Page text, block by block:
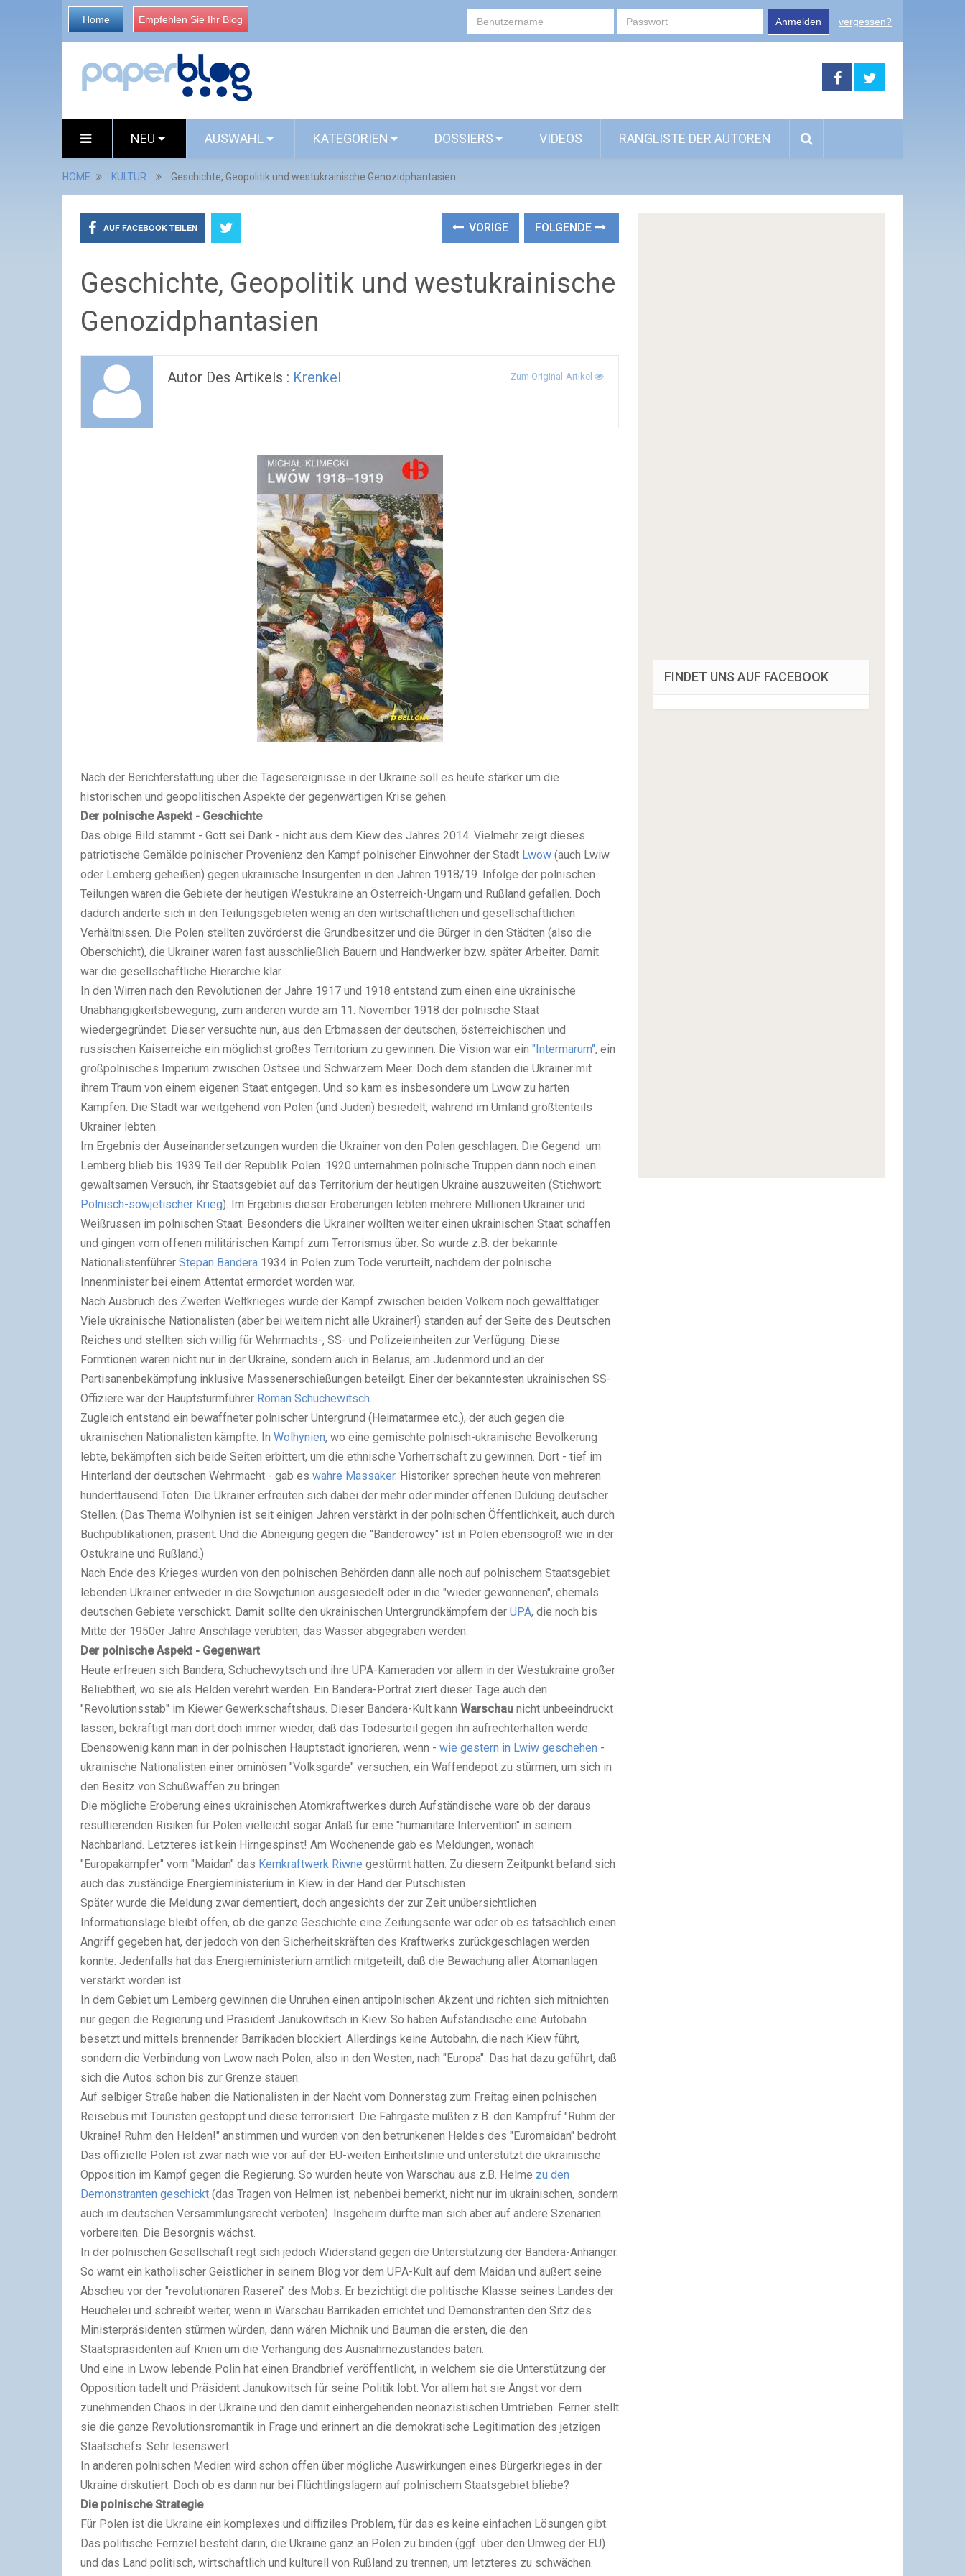
Home Empfehlen Sie Ihr Blog Anmelden vergessen?
NEU AUSWAHL KATEGORIEN DOSSIERS VIDEOS RANGLISTE DER AUTOREN
HOME KULTUR Geschichte, Geopolitik und westukrainische Genozidphantasien
AUF FACEBOOK TEILEN VORIGE FOLGENDE
Geschichte, Geopolitik und westukrainische
Genozidphantasien
Autor Des Artikels : Krenkel Zum Original-Artikel
Nach der Berichterstattung über die Tagesereignisse in der Ukraine soll es heute stärker um die
historischen und geopolitischen Aspekte der gegenwärtigen Krise gehen.
Der polnische Aspekt - Geschichte
Das obige Bild stammt - Gott sei Dank - nicht aus dem Kiew des Jahres 2014. Vielmehr zeigt dieses
patriotische Gemälde polnischer Provenienz den Kampf polnischer Einwohner der Stadt Lwow (auch Lwiw
oder Lemberg geheißen) gegen ukrainische Insurgenten in den Jahren 1918/19. Infolge der polnischen
Teilungen waren die Gebiete der heutigen Westukraine an Österreich-Ungarn und Rußland gefallen. Doch
dadurch änderte sich in den Teilungsgebieten wenig an den wirtschaftlichen und gesellschaftlichen
Verhältnissen. Die Polen stellten zuvörderst die Grundbesitzer und die Bürger in den Städten (also die
Oberschicht), die Ukrainer waren fast ausschließlich Bauern und Handwerker bzw. später Arbeiter. Damit
war die gesellschaftliche Hierarchie klar.
In den Wirren nach den Revolutionen der Jahre 1917 und 1918 entstand zum einen eine ukrainische
Unabhängigkeitsbewegung, zum anderen wurde am 11. November 1918 der polnische Staat
wiedergegründet. Dieser versuchte nun, aus den Erbmassen der deutschen, österreichischen und
russischen Kaiserreiche ein möglichst großes Territorium zu gewinnen. Die Vision war ein "Intermarum", ein
großpolnisches Imperium zwischen Ostsee und Schwarzem Meer. Doch dem standen die Ukrainer mit
ihrem Traum von einem eigenen Staat entgegen. Und so kam es insbesondere um Lwow zu harten
Kämpfen. Die Stadt war weitgehend von Polen (und Juden) besiedelt, während im Umland größtenteils
Ukrainer lebten.
Im Ergebnis der Auseinandersetzungen wurden die Ukrainer von den Polen geschlagen. Die Gegend um
Lemberg blieb bis 1939 Teil der Republik Polen. 1920 unternahmen polnische Truppen dann noch einen
gewaltsamen Versuch, ihr Staatsgebiet auf das Territorium der heutigen Ukraine auszuweiten (Stichwort:
Polnisch-sowjetischer Krieg). Im Ergebnis dieser Eroberungen lebten mehrere Millionen Ukrainer und
Weißrussen im polnischen Staat. Besonders die Ukrainer wollten weiter einen ukrainischen Staat schaffen
und gingen vom offenen militärischen Kampf zum Terrorismus über. So wurde z.B. der bekannte
Nationalistenführer Stepan Bandera 1934 in Polen zum Tode verurteilt, nachdem der polnische
Innenminister bei einem Attentat ermordet worden war.
Nach Ausbruch des Zweiten Weltkrieges wurde der Kampf zwischen beiden Völkern noch gewalttätiger.
Viele ukrainische Nationalisten (aber bei weitem nicht alle Ukrainer!) standen auf der Seite des Deutschen
Reiches und stellten sich willig für Wehrmachts-, SS- und Polizeieinheiten zur Verfügung. Diese
Formtionen waren nicht nur in der Ukraine, sondern auch in Belarus, am Judenmord und an der
Partisanenbekämpfung inklusive Massenerschießungen beteilgt. Einer der bekanntesten ukrainischen SS-
Offiziere war der Hauptsturmführer Roman Schuchewitsch.
Zugleich entstand ein bewaffneter polnischer Untergrund (Heimatarmee etc.), der auch gegen die
ukrainischen Nationalisten kämpfte. In Wolhynien, wo eine gemischte polnisch-ukrainische Bevölkerung
lebte, bekämpften sich beide Seiten erbittert, um die ethnische Vorherrschaft zu gewinnen. Dort - tief im
Hinterland der deutschen Wehrmacht - gab es wahre Massaker. Historiker sprechen heute von mehreren
hunderttausend Toten. Die Ukrainer erfreuten sich dabei der mehr oder minder offenen Duldung deutscher
Stellen. (Das Thema Wolhynien ist seit einigen Jahren verstärkt in der polnischen Öffentlichkeit, auch durch
Buchpublikationen, präsent. Und die Abneigung gegen die "Banderowcy" ist in Polen ebensogroß wie in der
Ostukraine und Rußland.)
Nach Ende des Krieges wurden von den polnischen Behörden dann alle noch auf polnischem Staatsgebiet
lebenden Ukrainer entweder in die Sowjetunion ausgesiedelt oder in die "wieder gewonnenen", ehemals
deutschen Gebiete verschickt. Damit sollte den ukrainischen Untergrundkämpfern der UPA, die noch bis
Mitte der 1950er Jahre Anschläge verübten, das Wasser abgegraben werden.
Der polnische Aspekt - Gegenwart
Heute erfreuen sich Bandera, Schuchewytsch und ihre UPA-Kameraden vor allem in der Westukraine großer
Beliebtheit, wo sie als Helden verehrt werden. Ein Bandera-Porträt ziert dieser Tage auch den
"Revolutionsstab" im Kiewer Gewerkschaftshaus. Dieser Bandera-Kult kann Warschau nicht unbeeindruckt
lassen, bekräftigt man dort doch immer wieder, daß das Todesurteil gegen ihn aufrechterhalten werde.
Ebensowenig kann man in der polnischen Hauptstadt ignorieren, wenn - wie gestern in Lwiw geschehen -
ukrainische Nationalisten einer ominösen "Volksgarde" versuchen, ein Waffendepot zu stürmen, um sich in
den Besitz von Schußwaffen zu bringen.
Die mögliche Eroberung eines ukrainischen Atomkraftwerkes durch Aufständische wäre ob der daraus
resultierenden Risiken für Polen vielleicht sogar Anlaß für eine "humanitäre Intervention" in seinem
Nachbarland. Letzteres ist kein Hirngespinst! Am Wochenende gab es Meldungen, wonach
"Europakämpfer" vom "Maidan" das Kernkraftwerk Riwne gestürmt hätten. Zu diesem Zeitpunkt befand sich
auch das zuständige Energieministerium in Kiew in der Hand der Putschisten.
Später wurde die Meldung zwar dementiert, doch angesichts der zur Zeit unübersichtlichen
Informationslage bleibt offen, ob die ganze Geschichte eine Zeitungsente war oder ob es tatsächlich einen
Angriff gegeben hat, der jedoch von den Sicherheitskräften des Kraftwerks zurückgeschlagen werden
konnte. Jedenfalls hat das Energieministerium amtlich mitgeteilt, daß die Bewachung aller Atomanlagen
verstärkt worden ist.
In dem Gebiet um Lemberg gewinnen die Unruhen einen antipolnischen Akzent und richten sich mitnichten
nur gegen die Regierung und Präsident Janukowitsch in Kiew. So haben Aufständische eine Autobahn
besetzt und mittels brennender Barrikaden blockiert. Allerdings keine Autobahn, die nach Kiew führt,
sondern die Verbindung von Lwow nach Polen, also in den Westen, nach "Europa". Das hat dazu geführt, daß
sich die Autos schon bis zur Grenze stauen.
Auf selbiger Straße haben die Nationalisten in der Nacht vom Donnerstag zum Freitag einen polnischen
Reisebus mit Touristen gestoppt und diese terrorisiert. Die Fahrgäste mußten z.B. den Kampfruf "Ruhm der
Ukraine! Ruhm den Helden!" anstimmen und wurden von den betrunkenen Heldes des "Euromaidan" bedroht.
Das offizielle Polen ist zwar nach wie vor auf der EU-weiten Einheitslinie und unterstützt die ukrainische
Opposition im Kampf gegen die Regierung. So wurden heute von Warschau aus z.B. Helme zu den
Demonstranten geschickt (das Tragen von Helmen ist, nebenbei bemerkt, nicht nur im ukrainischen, sondern
auch im deutschen Versammlungsrecht verboten). Insgeheim dürfte man sich aber auf andere Szenarien
vorbereiten. Die Besorgnis wächst.
In der polnischen Gesellschaft regt sich jedoch Widerstand gegen die Unterstützung der Bandera-Anhänger.
So warnt ein katholischer Geistlicher in seinem Blog vor dem UPA-Kult auf dem Maidan und äußert seine
Abscheu vor der "revolutionären Raserei" des Mobs. Er bezichtigt die politische Klasse seines Landes der
Heuchelei und schreibt weiter, wenn in Warschau Barrikaden errichtet und Demonstranten den Sitz des
Ministerpräsidenten stürmen würden, dann wären Michnik und Bauman die ersten, die den
Staatspräsidenten auf Knien um die Verhängung des Ausnahmezustandes bäten.
Und eine in Lwow lebende Polin hat einen Brandbrief veröffentlicht, in welchem sie die Unterstützung der
Opposition tadelt und Präsident Janukowitsch für seine Politik lobt. Vor allem hat sie Angst vor dem
zunehmenden Chaos in der Ukraine und den damit einhergehenden neonazistischen Umtrieben. Ferner stellt
sie die ganze Revolutionsromantik in Frage und erinnert an die demokratische Legitimation des jetzigen
Staatschefs. Sehr lesenswert.
In anderen polnischen Medien wird schon offen über mögliche Auswirkungen eines Bürgerkrieges in der
Ukraine diskutiert. Doch ob es dann nur bei Flüchtlingslagern auf polnischem Staatsgebiet bliebe?
Die polnische Strategie
Für Polen ist die Ukraine ein komplexes und diffiziles Problem, für das es keine einfachen Lösungen gibt.
Das politische Fernziel besteht darin, die Ukraine ganz an Polen zu binden (ggf. über den Umweg der EU)
und das Land politisch, wirtschaftlich und kulturell von Rußland zu trennen, um letzteres zu schwächen.
FINDET UNS AUF FACEBOOK